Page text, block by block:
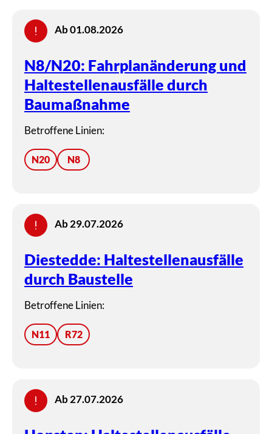
Ab 01.08.2026
N8/N20: Fahrplanänderung und
Haltestellenausfälle durch
Baumaßnahme
Betroffene Linien:
N20 N8
Ab 29.07.2026
Diestedde: Haltestellenausfälle
durch Baustelle
Betroffene Linien:
N11 R72
Ab 27.07.2026